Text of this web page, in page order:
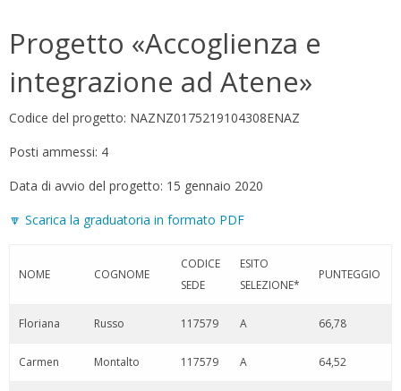
Progetto «Accoglienza e
integrazione ad Atene»
Codice del progetto: NAZNZ0175219104308ENAZ
Posti ammessi: 4
Data di avvio del progetto: 15 gennaio 2020
🔽 Scarica la graduatoria in formato PDF
NOME COGNOME
CODICE
SEDE
ESITO
SELEZIONE*
PUNTEGGIO
Floriana Russo 117579 A 66,78
Carmen Montalto 117579 A 64,52